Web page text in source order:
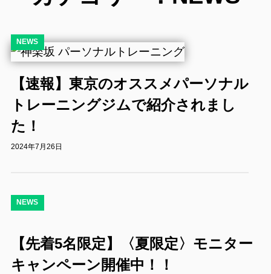
NEWS
【速報】東京のオススメパーソナル
トレーニングジムで紹介されまし
た！
2024年7月26日
NEWS
【先着5名限定】〈夏限定〉モニター
キャンペーン開催中！！